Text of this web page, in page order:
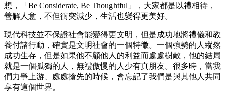
想，「Be Considerate, Be Thoughtful」，大家都是以禮相待，
善解人意，不但衝突減少，生活也變得更美好。
現代科技並不保證社會能變得更文明，但是成功地將禮儀和教
養付諸行動，確實是文明社會的一個特徵。一個強勢的人縱然
成功生存，但是如果他不顧他人的利益而處處樹敵，他的結局
就是一個孤獨的人，無禮傲慢的人少有真朋友。很多時，當我
們力爭上游、處處搶先的時候，會忘記了我們是與其他人共同
享有這個世界。